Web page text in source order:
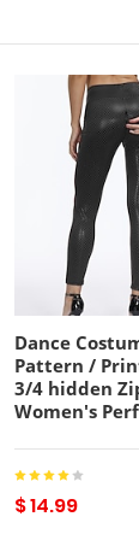
Dance
Pattern /
3/4 hidden
Women's
$ 14.99